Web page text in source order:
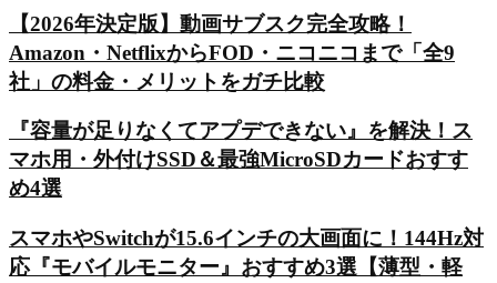
【2026年決定版】動画サブスク完全攻略！
Amazon・NetflixからFOD・ニコニコまで「全9
社」の料金・メリットをガチ比較
『容量が足りなくてアプデできない』を解決！ス
マホ用・外付けSSD＆最強MicroSDカードおすす
め4選
スマホやSwitchが15.6インチの大画面に！144Hz対
応『モバイルモニター』おすすめ3選【薄型・軽